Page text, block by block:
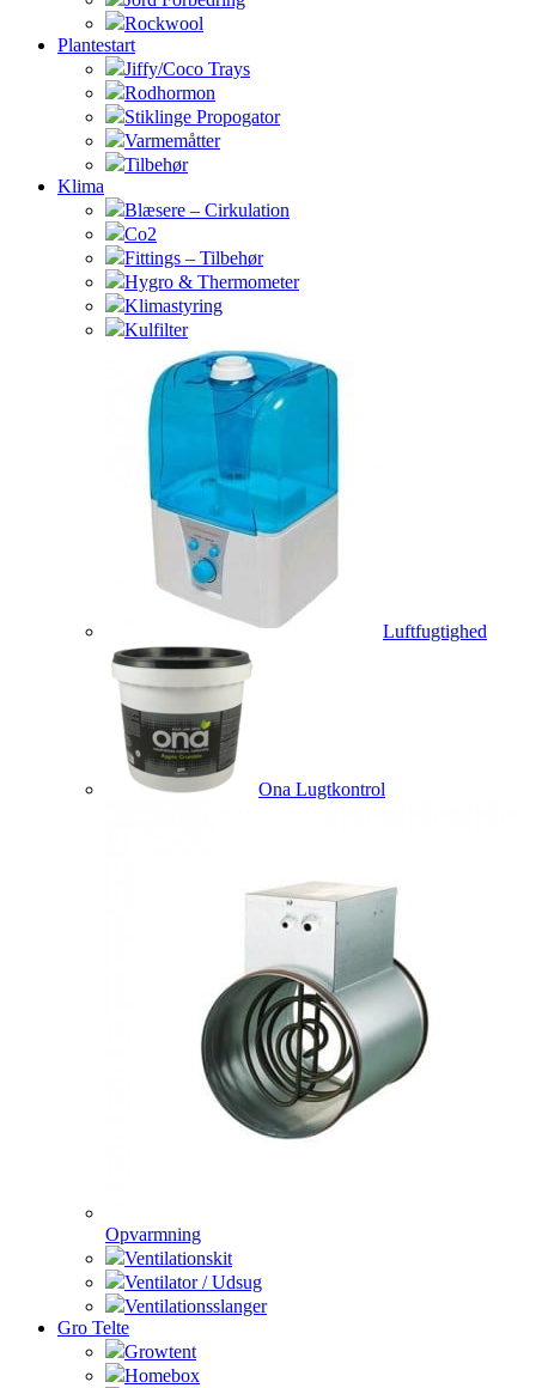
Rockwool
Plantestart
Jiffy/Coco Trays
Rodhormon
Stiklinge Propogator
Varmemåtter
Tilbehør
Klima
Blæsere – Cirkulation
Co2
Fittings – Tilbehør
Hygro & Thermometer
Klimastyring
Kulfilter
Luftfugtighed
Ona Lugtkontrol
Opvarmning
Ventilationskit
Ventilator / Udsug
Ventilationsslanger
Gro Telte
Growtent
Homebox